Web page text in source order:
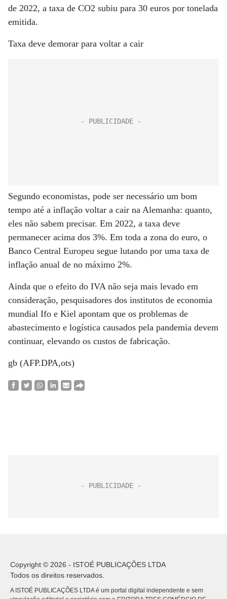
de 2022, a taxa de CO2 subiu para 30 euros por tonelada
emitida.
Taxa deve demorar para voltar a cair
Segundo economistas, pode ser necessário um bom
tempo até a inflação voltar a cair na Alemanha: quanto,
eles não sabem precisar. Em 2022, a taxa deve
permanecer acima dos 3%. Em toda a zona do euro, o
Banco Central Europeu segue lutando por uma taxa de
inflação anual de no máximo 2%.
Ainda que o efeito do IVA não seja mais levado em
consideração, pesquisadores dos institutos de economia
mundial Ifo e Kiel apontam que os problemas de
abastecimento e logística causados pela pandemia devem
continuar, elevando os custos de fabricação.
gb (AFP.DPA,ots)
Copyright © 2026 - ISTOÉ PUBLICAÇÕES LTDA
Todos os direitos reservados.
A ISTOÉ PUBLICAÇÕES LTDA é um portal digital independente e sem